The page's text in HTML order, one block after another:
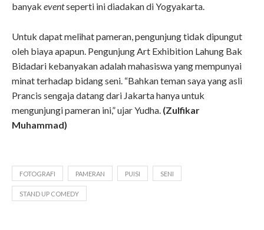
banyak eventseperti ini diadakan di Yogyakarta.
Untuk dapat melihat pameran, pengunjung tidak dipungut
oleh biaya apapun. Pengunjung Art Exhibition Lahung Bak
Bidadari kebanyakan adalah mahasiswa yang mempunyai
minat terhadap bidang seni. “Bahkan teman saya yang asli
Prancis sengaja datang dari Jakarta hanya untuk
mengunjungi pameran ini,” ujar Yudha. (Zulfikar
Muhammad)
FOTOGRAFI PAMERAN PUISI SENI
STAND UP COMEDY